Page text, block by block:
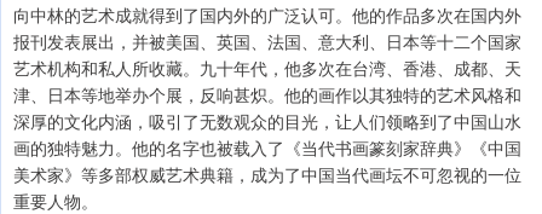
向中林的艺术成就得到了国内外的广泛认可。他的作品多次在国内外
报刊发表展出，并被美国、英国、法国、意大利、日本等十二个国家
艺术机构和私人所收藏。九十年代，他多次在台湾、香港、成都、天
津、日本等地举办个展，反响甚炽。他的画作以其独特的艺术风格和
深厚的文化内涵，吸引了无数观众的目光，让人们领略到了中国山水
画的独特魅力。他的名字也被载入了《当代书画篆刻家辞典》《中国
美术家》等多部权威艺术典籍，成为了中国当代画坛不可忽视的一位
重要人物。